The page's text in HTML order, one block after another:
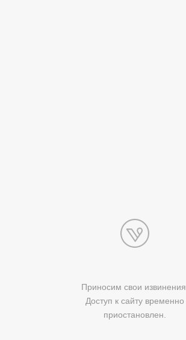
Приносим свои извинения.
Доступ к сайту временно
приостановлен.